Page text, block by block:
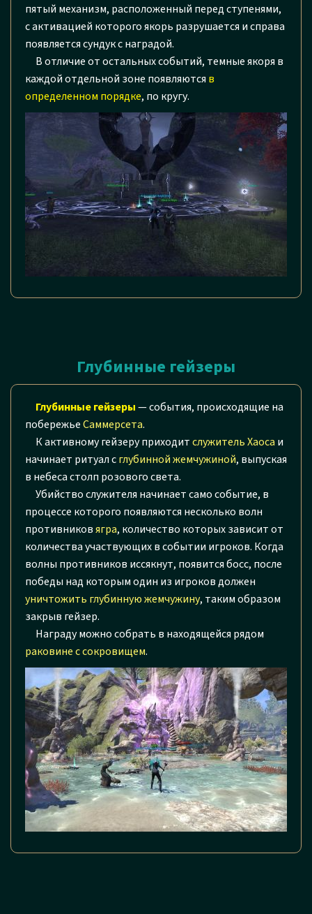
пятый механизм, расположенный перед ступенями,
с активацией которого якорь разрушается и справа
появляется сундук с наградой.
В отличие от остальных событий, темные якоря в
каждой отдельной зоне появляются в
определенном порядке, по кругу.
Глубинные гейзеры
Глубинные гейзеры— события, происходящие на
побережьеСаммерсета.
К активному гейзеру приходитслужитель Хаоса и
начинает ритуал сглубинной жемчужиной, выпуская
в небеса столп розового света.
Убийство служителя начинает само событие, в
процессе которого появляются несколько волн
противниковягра, количество которых зависит от
количества участвующих в событии игроков. Когда
волны противников иссякнут, появится босс, после
победы над которым один из игроков должен
уничтожить глубинную жемчужину, таким образом
закрыв гейзер.
Награду можно собрать в находящейся рядом
раковине с сокровищем.